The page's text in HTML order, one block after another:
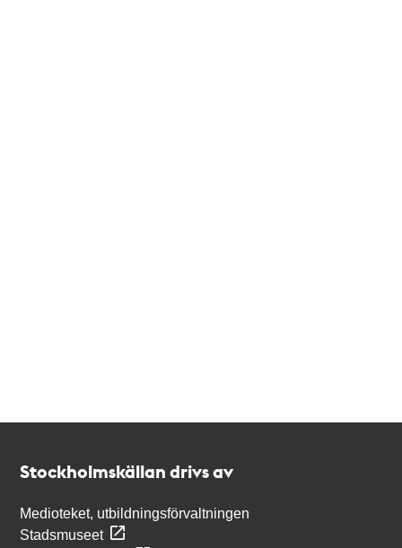
Stockholmskällan drivs av
Medioteket, utbildningsförvaltningen
Stadsmuseet